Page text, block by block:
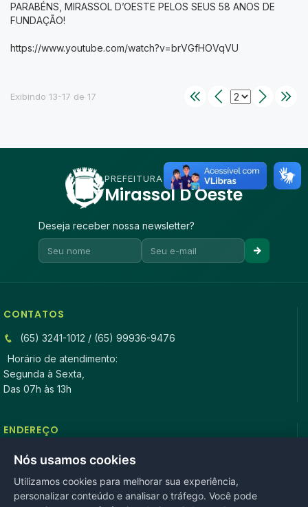
PARABÉNS, MIRASSOL D’OESTE PELOS SEUS 58 ANOS DE
FUNDAÇÃO!
https://www.youtube.com/watch?v=brVGfHOVqVU
Exibindo 13-17 de 17
PREFEITURA DE
Mirassol D'Oeste
Deseja receber nossa newsletter?
CONTATOS
(65) 3241-1012 / (65) 99936-9476
Horário de atendimento:
Segunda à Sexta,
Das 07h às 13h
ENDEREÇO
Rua Antonio Tavares, n° 3310, Centro CEP: 78.280-000 -
Mirassol D’Oeste, MT
Nós usamos cookies
Utilizamos cookies para melhorar sua experiência,
personalizar conteúdo e analisar o tráfego. Você pode